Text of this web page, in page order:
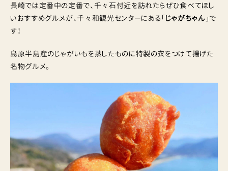
長崎では定番中の定番で、千々石付近を訪れたらぜひ食べてほし
いおすすめグルメが、千々和観光センターにある「じゃがちゃん 」で
す！
島原半島産のじゃがいもを蒸したものに特製の衣をつけて揚げた
名物グルメ。